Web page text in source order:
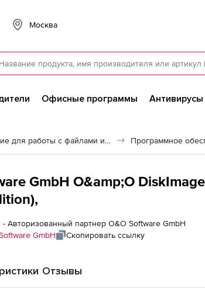
Москва
Офисные программы
Программное обеспечение для работы с файлами и дисками
GmbH O&amp;O
- Авторизованный партнер O&O Software GmbH
GmbH Скопировать ссылку
Отзывы